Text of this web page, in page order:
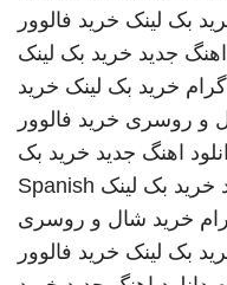
بک لینک خرید فالوور
اهنگ جدید خرید بک لینک
خرید بک لینک خرید
و روسری خرید فالوور
اهنگ جدید خرید بک
خرید بک لینک Spanish
خرید شال و روسری
بک لینک خرید فالوور